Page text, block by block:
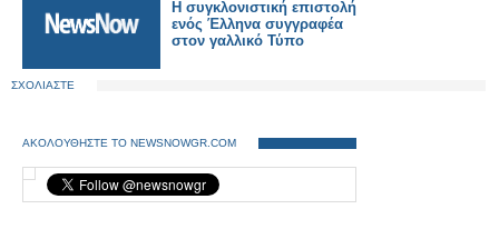
Η συγκλονιστική επιστολή
ενός Έλληνα συγγραφέα
στον γαλλικό Τύπο
ΣΧΟΛΙΑΣΤΕ
ΑΚΟΛΟΥΘΗΣΤΕ ΤΟ NEWSNOWGR.COM